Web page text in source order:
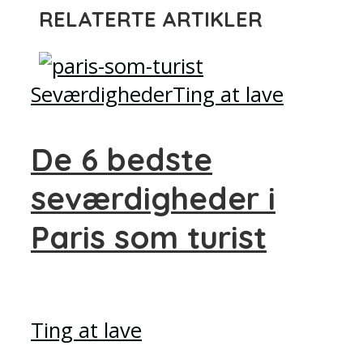
RELATERTE ARTIKLER
SeværdighederTing at lave
De 6 bedste
seværdigheder i
Paris som turist
Ting at lave